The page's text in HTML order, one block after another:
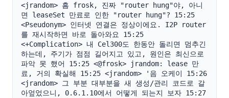
<jrandom> 흠 frosk, 진짜 "router hung"야, 아니
면 leaseSet 만료로 인한 "router hung"? 15:25
<Pseudonym> 인터넷 연결은 정상이에요. I2P router
를 재시작하면 바로 돌아와요 15:25
<+Complication> 내 Cel300도 한동안 돌리면 멈추긴
하는데, 주기가 점점 길어지고 있고, 원인은 최신으로
파악 못 했어 15:25 <@frosk> jrandom: lease 만
료, 거의 확실해 15:25 <jrandom> '음 오케이 15:26
<jrandom> 그 부분 대부분을 새 생성/관리 코드로 갈
아엎었으니, 0.6.1.10에서 어떻게 되는지 보자 15:27